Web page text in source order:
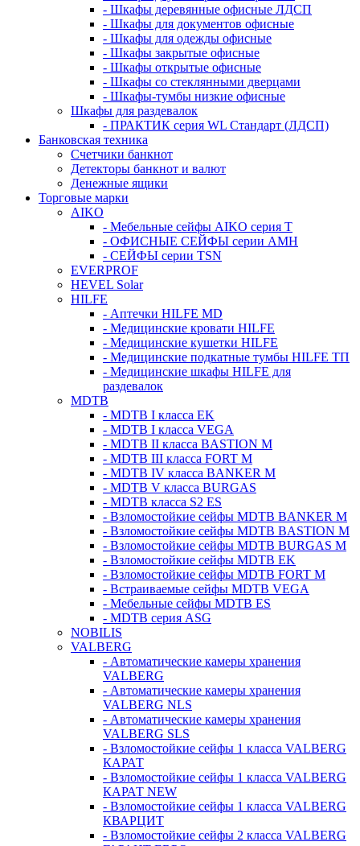
- Шкафы деревянные офисные ЛДСП
- Шкафы для документов офисные
- Шкафы для одежды офисные
- Шкафы закрытые офисные
- Шкафы открытые офисные
- Шкафы со стеклянными дверцами
- Шкафы-тумбы низкие офисные
Шкафы для раздевалок
- ПРАКТИК серия WL Стандарт (ЛДСП)
Банковская техника
Счетчики банкнот
Детекторы банкнот и валют
Денежные ящики
Торговые марки
AIKO
- Мебельные сейфы AIKO серия Т
- ОФИСНЫЕ СЕЙФЫ серии AMH
- СЕЙФЫ серии TSN
EVERPROF
HEVEL Solar
HILFE
- Аптечки HILFE MD
- Медицинские кровати HILFE
- Медицинские кушетки HILFE
- Медицинские подкатные тумбы HILFE ТП
- Медицинские шкафы HILFE для
раздевалок
MDTB
- MDTB I класса EK
- MDTB I класса VEGA
- MDTB II класса BASTION M
- MDTB III класса FORT M
- MDTB IV класса BANKER M
- MDTB V класса BURGAS
- MDTB класса S2 ES
- Взломостойкие сейфы MDTB BANKER M
- Взломостойкие сейфы MDTB BASTION M
- Взломостойкие сейфы MDTB BURGAS M
- Взломостойкие сейфы MDTB EK
- Взломостойкие сейфы MDTB FORT M
- Встраиваемые сейфы MDTB VEGA
- Мебельные сейфы MDTB ES
- MDTB серия ASG
NOBILIS
VALBERG
- Автоматические камеры хранения
VALBERG
- Автоматические камеры хранения
VALBERG NLS
- Автоматические камеры хранения
VALBERG SLS
- Взломостойкие сейфы 1 класса VALBERG
КАРАТ
- Взломостойкие сейфы 1 класса VALBERG
КАРАТ NEW
- Взломостойкие сейфы 1 класса VALBERG
КВАРЦИТ
- Взломостойкие сейфы 2 класса VALBERG